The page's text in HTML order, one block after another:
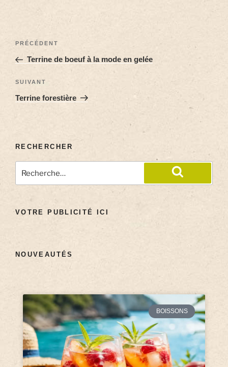
PRÉCÉDENT
Terrine de boeuf à la mode en gelée
SUIVANT
Terrine forestière
RECHERCHER
VOTRE PUBLICITÉ ICI
NOUVEAUTÉS
BOISSONS